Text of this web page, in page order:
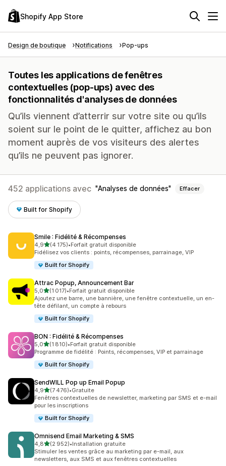
Shopify App Store
Design de boutique Notifications Pop-ups
Toutes les applications de fenêtres
contextuelles (pop-ups) avec des
fonctionnalités d'analyses de données
Qu’ils viennent d’atterrir sur votre site ou qu’ils
soient sur le point de le quitter, affichez au bon
moment auprès de vos visiteurs des alertes
qu’ils ne peuvent pas ignorer.
452 applications avec Analyses de données Effacer
Built for Shopify
Smile : Fidélité & Récompenses
4,9étoile(s) sur 5
(4 175)
4175 avis au total
•Forfait gratuit disponible
Fidélisez vos clients : points, récompenses, parrainage, VIP
Built for Shopify
Attrac Popup, Announcement Bar
5,0étoile(s) sur 5
(1 017)
1017 avis au total
•Forfait gratuit disponible
Ajoutez une barre, une bannière, une fenêtre contextuelle, un en-
tête défilant, un compte à rebours
Built for Shopify
BON : Fidélité & Récompenses
5,0étoile(s) sur 5
(1 810)
1810 avis au total
•Forfait gratuit disponible
Programme de fidélité : Points, récompenses, VIP et parrainage
Built for Shopify
SendWILL Pop up Email Popup
4,9étoile(s) sur 5
(7 476)
7476 avis au total
•Gratuite
Fenêtres contextuelles de newsletter, marketing par SMS et e-mail
pour les inscriptions
Built for Shopify
Omnisend Email Marketing & SMS
4,8étoile(s) sur 5
(2 952)
2952 avis au total
•Installation gratuite
Stimuler les ventes grâce au marketing par e-mail, aux
newsletters, aux SMS et aux fenêtres contextuelles